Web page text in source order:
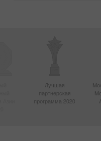
Лучшая
партнерская
программа 2020